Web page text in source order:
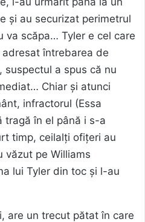
și au securizat perimetrul
va scăpa… Tyler e cel care
întrebarea de
suspectul a spus că nu
Chiar și atunci
infractorul (Essa
tragă în el până i s-a
timp, ceilalți ofițeri au
văzut pe Williams
lui Tyler din toc și l-au
are un trecut pătat în care